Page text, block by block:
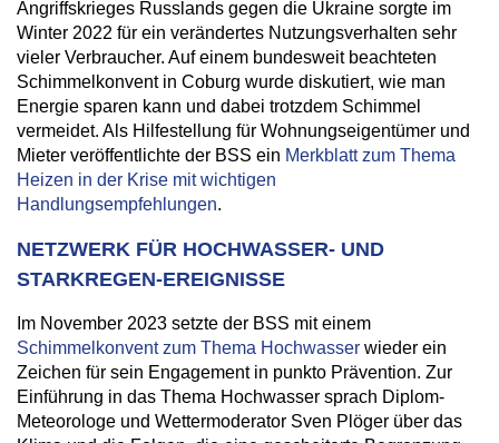
Angriffskrieges Russlands gegen die Ukraine sorgte im
Winter 2022 für ein verändertes Nutzungsverhalten sehr
vieler Verbraucher. Auf einem bundesweit beachteten
Schimmelkonvent in Coburg wurde diskutiert, wie man
Energie sparen kann und dabei trotzdem Schimmel
vermeidet. Als Hilfestellung für Wohnungseigentümer und
Mieter veröffentlichte der BSS ein Merkblatt zum Thema
Heizen in der Krise mit wichtigen
Handlungsempfehlungen.
NETZWERK FÜR HOCHWASSER- UND
STARKREGEN-EREIGNISSE
Im November 2023 setzte der BSS mit einem
Schimmelkonvent zum Thema Hochwasser wieder ein
Zeichen für sein Engagement in punkto Prävention. Zur
Einführung in das Thema Hochwasser sprach Diplom-
Meteorologe und Wettermoderator Sven Plöger über das